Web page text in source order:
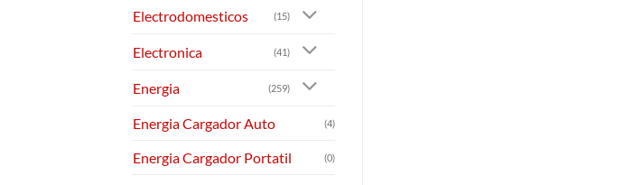
Electrodomesticos (15)
Electronica (41)
Energia (259)
Energia Cargador Auto (4)
Energia Cargador Portatil (0)